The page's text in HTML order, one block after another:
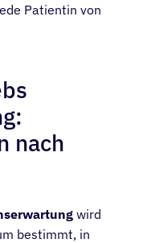
Patientin von
nach
wird
bestimmt, in